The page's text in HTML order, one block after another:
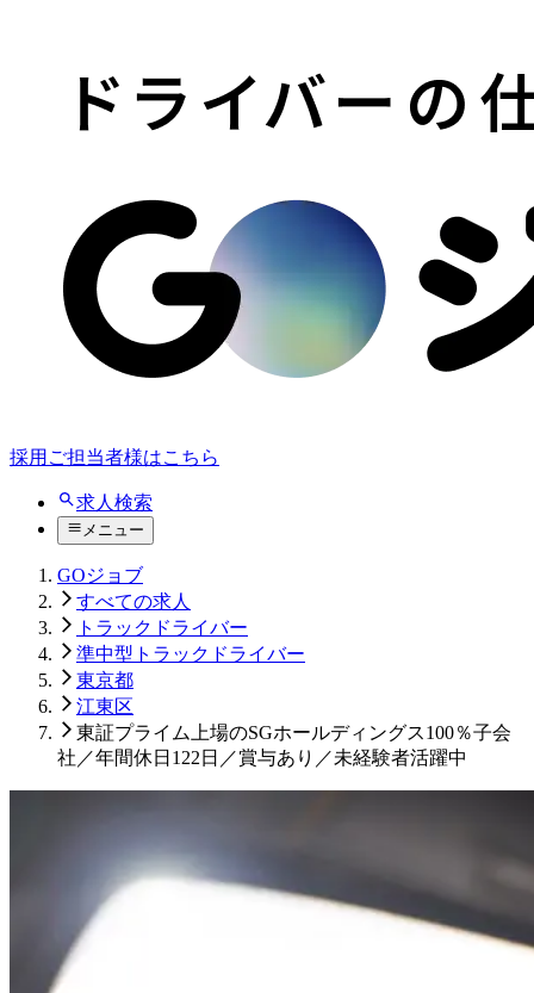
採用ご担当者様はこちら
求人検索
メニュー
GOジョブ
すべての求人
トラックドライバー
準中型トラックドライバー
東京都
江東区
東証プライム上場のSGホールディングス100％子会
社／年間休日122日／賞与あり／未経験者活躍中